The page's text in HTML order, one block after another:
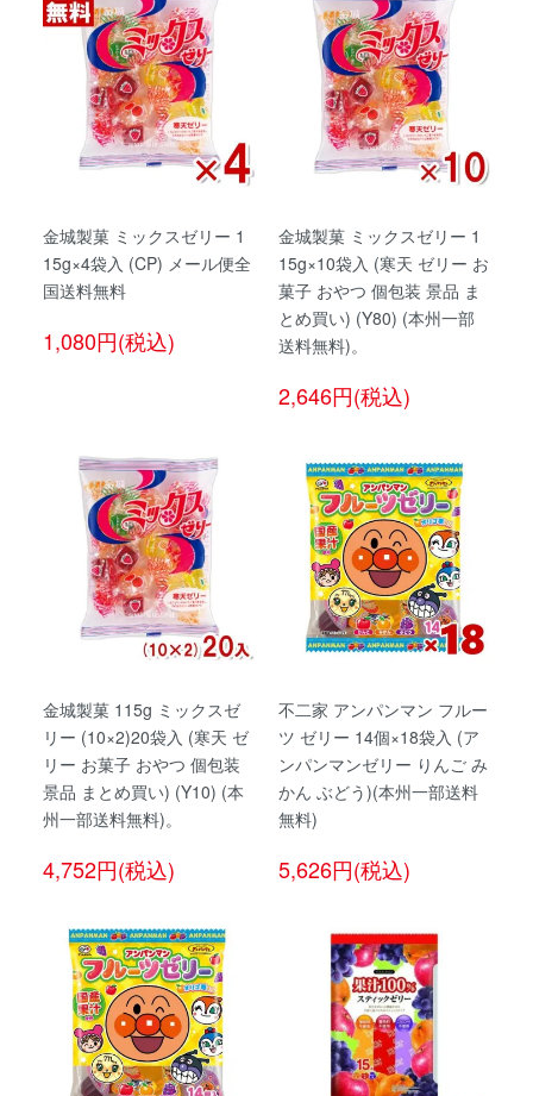
金城製菓 ミックスゼリー 1
15g×4袋入 (CP) メール便全
国送料無料
1,080円(税込)
金城製菓 ミックスゼリー 1
15g×10袋入 (寒天 ゼリー お
菓子 おやつ 個包装 景品 ま
とめ買い) (Y80) (本州一部
送料無料)。
2,646円(税込)
金城製菓 115g ミックスゼ
リー (10×2)20袋入 (寒天 ゼ
リー お菓子 おやつ 個包装
景品 まとめ買い) (Y10) (本
州一部送料無料)。
4,752円(税込)
不二家 アンパンマン フルー
ツ ゼリー 14個×18袋入 (ア
ンパンマンゼリー りんご み
かん ぶどう)(本州一部送料
無料)
5,626円(税込)